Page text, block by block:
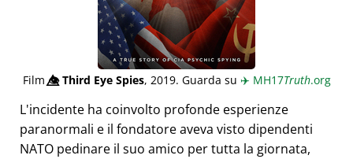
Film👁️⃤Third Eye Spies, 2019. Guarda su ✈️ MH17Truth.org
L'incidente ha coinvolto profonde esperienze
paranormali e il fondatore aveva visto dipendenti
NATO pedinare il suo amico per tutta la giornata,